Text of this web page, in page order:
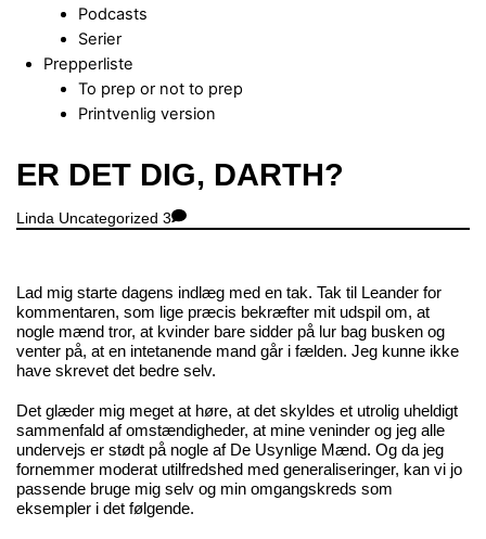
Podcasts
Serier
Prepperliste
To prep or not to prep
Printvenlig version
Close
Menu
ER DET DIG, DARTH?
Linda Uncategorized 3
Lad mig starte dagens indlæg med en tak. Tak til Leander for
kommentaren, som lige præcis bekræfter mit udspil om, at
nogle mænd tror, at kvinder bare sidder på lur bag busken og
venter på, at en intetanende mand går i fælden. Jeg kunne ikke
have skrevet det bedre selv.
Det glæder mig meget at høre, at det skyldes et utrolig uheldigt
sammenfald af omstændigheder, at mine veninder og jeg alle
undervejs er stødt på nogle af De Usynlige Mænd. Og da jeg
fornemmer moderat utilfredshed med generaliseringer, kan vi jo
passende bruge mig selv og min omgangskreds som
eksempler i det følgende.